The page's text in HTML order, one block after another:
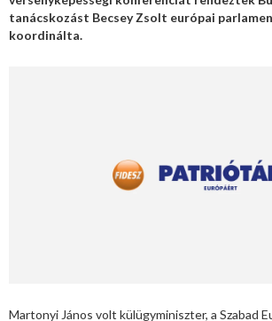
tanácskozást Becsey Zsolt európai
koordinálta.
Martonyi János volt külügyminiszter, a Szabad